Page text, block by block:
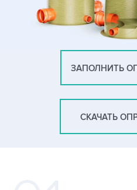
ЗАПОЛНИТЬ
СКАЧАТЬ